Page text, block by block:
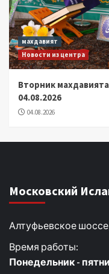
махдавият
Новости из центра
Вторник махдавията
04.08.2026
04.08.2026
Московский
Алтуфьевское
Время работы:
Понедельник -